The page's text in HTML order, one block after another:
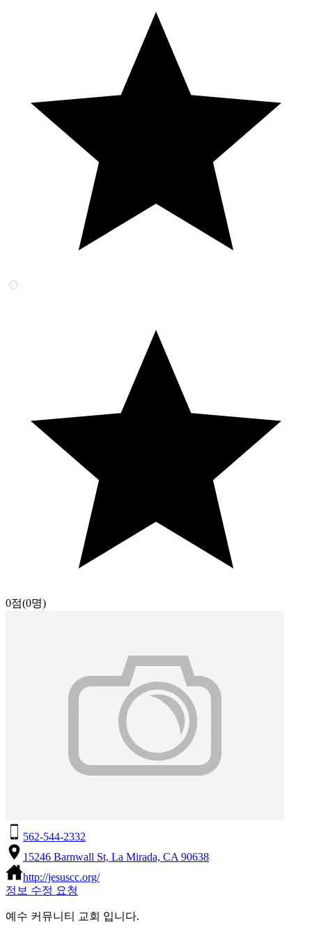
0점(0명)
562-544-2332
15246 Barnwall St, La Mirada, CA 90638
http://jesuscc.org/
정보 수정 요청
예수 커뮤니티 교회 입니다.